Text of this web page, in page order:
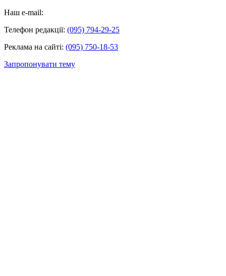
Наш e-mail:
Телефон редакції: (095) 794-29-25
Реклама на сайті: (095) 750-18-53
Запропонувати тему